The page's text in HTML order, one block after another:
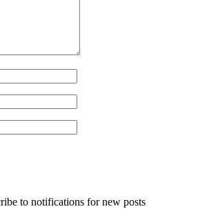
to notifications for new posts